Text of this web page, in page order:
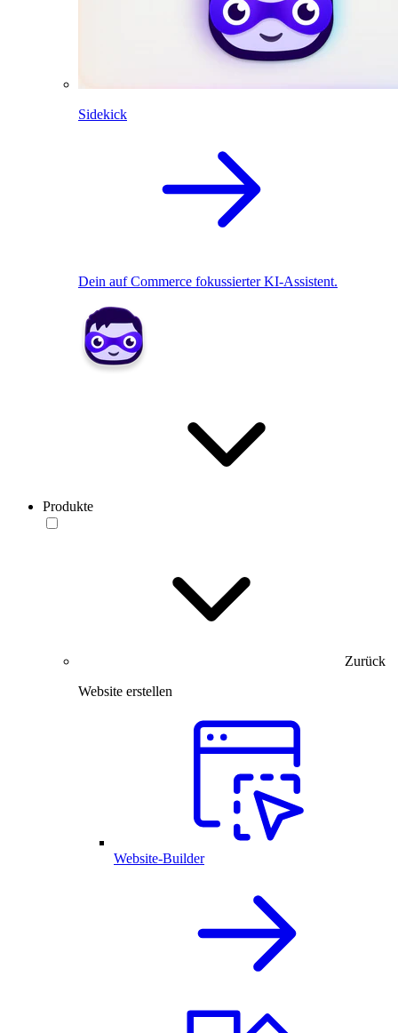
Sidekick
Dein auf Commerce fokussierter KI-Assistent.
Produkte
Zurück
Website erstellen
Website-Builder